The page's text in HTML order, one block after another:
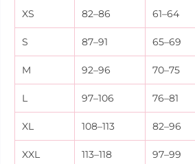
XS 82–86 61–64
S 87–91 65–69
M 92–96 70–75
L 97–106 76–81
XL 108–113 82–96
XXL 113–118 97–99